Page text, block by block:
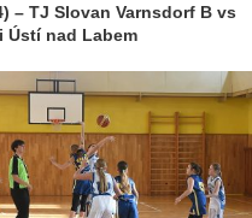
– TJ Slovan Varnsdorf B vs
Ústí nad Labem